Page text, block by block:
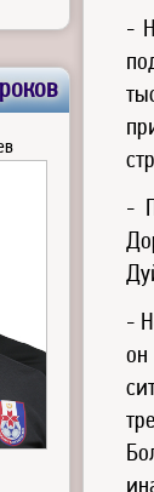
-
-
-
он